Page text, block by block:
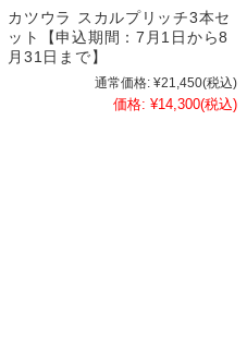
カツウラ スカルプリッチ3本セ
ット【申込期間：7月1日から8
月31日まで】
通常価格: ¥21,450(税込)
価格: ¥14,300(税込)